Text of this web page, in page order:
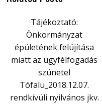
Tájékoztató:
Önkormányzat
épületének felújítása
miatt az ügyfélfogadás
szünetel
Tófalu_2018.12.07.
rendkívüli nyilvános jkv.